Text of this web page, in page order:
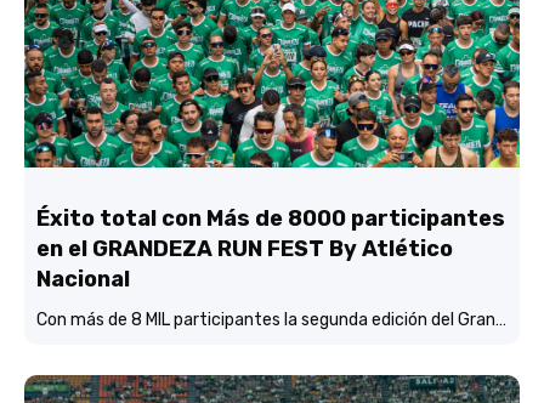
Éxito total con Más de 8000 participantes
en el GRANDEZA RUN FEST By Atlético
Nacional
Con más de 8 MIL participantes la segunda edición del Grandeza Run Fest fue más que un éxito total.